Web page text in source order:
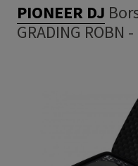
PIONEER DJ
GRADING ROBN